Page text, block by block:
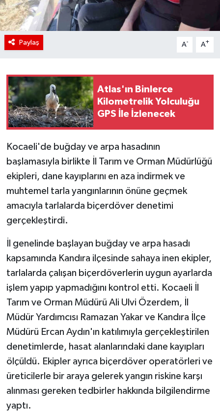
Paylaş A- A+
Atlas'ın Binlerce
Kilometrelik Yolculuğu
GPS İle İzlenecek
Kocaeli'de buğday ve arpa hasadının
başlamasıyla birlikte İl Tarım ve Orman Müdürlüğü
ekipleri, dane kayıplarını en aza indirmek ve
muhtemel tarla yangınlarının önüne geçmek
amacıyla tarlalarda biçerdöver denetimi
gerçekleştirdi.
İl genelinde başlayan buğday ve arpa hasadı
kapsamında Kandıra ilçesinde sahaya inen ekipler,
tarlalarda çalışan biçerdöverlerin uygun ayarlarda
işlem yapıp yapmadığını kontrol etti. Kocaeli İl
Tarım ve Orman Müdürü Ali Ulvi Özerdem, İl
Müdür Yardımcısı Ramazan Yakar ve Kandıra İlçe
Müdürü Ercan Aydın'ın katılımıyla gerçekleştirilen
denetimlerde, hasat alanlarındaki dane kayıpları
ölçüldü. Ekipler ayrıca biçerdöver operatörleri ve
üreticilerle bir araya gelerek yangın riskine karşı
alınması gereken tedbirler hakkında bilgilendirme
yaptı.